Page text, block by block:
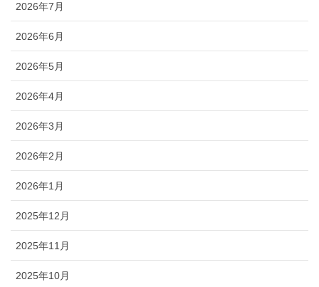
2026年7月
2026年6月
2026年5月
2026年4月
2026年3月
2026年2月
2026年1月
2025年12月
2025年11月
2025年10月